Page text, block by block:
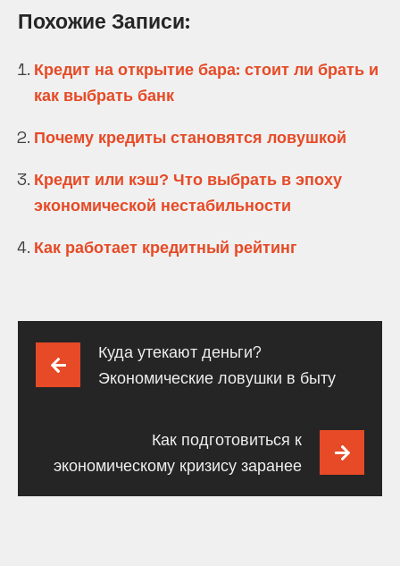
Похожие Записи:
Кредит на открытие бара: стоит ли брать и
как выбрать банк
Почему кредиты становятся ловушкой
Кредит или кэш? Что выбрать в эпоху
экономической нестабильности
Как работает кредитный рейтинг
НавигацияКуда утекают деньги?
Экономические ловушки в быту
Как подготовиться к
экономическому кризису заранее